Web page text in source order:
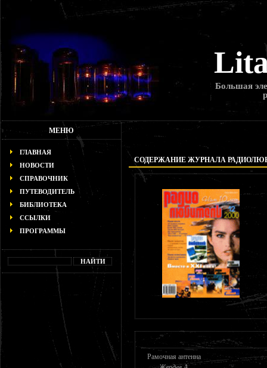
Большая
МЕНЮ
ГЛАВНАЯ
НОВОСТИ
СПРАВОЧНИК
ПУТЕВОДИТЕЛЬ
БИБЛИОТЕКА
ССЫЛКИ
ПРОГРАММЫ
СОДЕРЖАНИЕ ЖУРНАЛА
Рамочная антенна